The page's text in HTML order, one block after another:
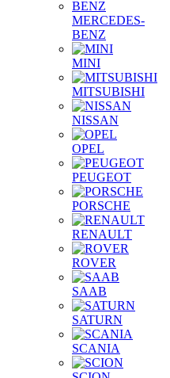
MERCEDES-
BENZ
MINI
MITSUBISHI
NISSAN
OPEL
PEUGEOT
PORSCHE
RENAULT
ROVER
SAAB
SATURN
SCANIA